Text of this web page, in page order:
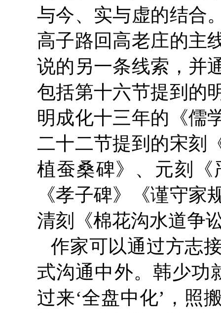
与今、实与虚的结合
高子路回高老庄的主
说的另一条线索，并
包括第十六节提到的
明成化十三年的《儒
二十二节提到的宋刻
植蚕桑碑》、元刻
《孝子碑》《谨守
清刻《棉花沟水道争
作家可以通过方志
式沟通中外。韩少功
过来‘全盘中化’，照